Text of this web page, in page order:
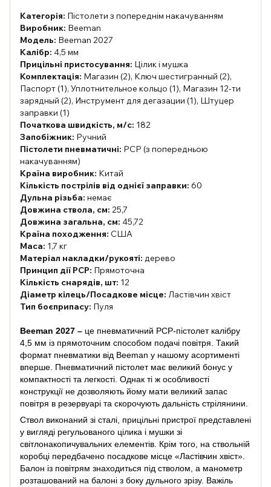
Категорія: Пістолети з попереднім накачуванням
Виробник: Beeman
Модель: Beeman 2027
Калібр: 4,5 мм
Прицільні пристосування: Цілик і мушка
Комплектація: Магазин (2), Ключ шестигранный (2),
Паспорт (1), Уплотнительное кольцо (1), Магазин 12-ти
зарядный (2), Инструмент для дегазации (1), Штуцер
заправки (1)
Початкова швидкість, м/с: 182
Запобіжник: Ручний
Пістолети пневматичні: PCP (з попередньою
накачуванням)
Країна виробник: Китай
Кількість пострілів від однієї заправки: 60
Дульна різьба: немає
Довжина ствола, см: 25,7
Довжина загальна, см: 45,72
Країна походження: США
Маса: 1,7 кг
Матеріал накладки/рукояті: дерево
Принцип дії PCP: Прямоточна
Кількість снарядів, шт: 12
Діаметр кілець/Посадкове місце: Ластівчин хвіст
Тип боєприпасу: Пуля
Beeman 2027 – це пневматичний PCP-пістолет калібру
4,5 мм із прямоточним способом подачі повітря. Такий
формат пневматики від Beeman у нашому асортименті
вперше. Пневматичний пістолет має великий бонус у
компактності та легкості. Однак ті ж особливості
конструкції не дозволяють йому мати великий запас
повітря в резервуарі та скорочують дальність стрілянини.
Ствол виконаний зі сталі, прицільні пристрої представлені
у вигляді регульованого цілика і мушки зі
світлонакопичувальних елементів. Крім того, на ствольній
коробці передбачено посадкове місце «Ластівчин хвіст».
Балон із повітрям знаходиться під стволом, а манометр
розташований на балоні з боку дульного зрізу. Важіль